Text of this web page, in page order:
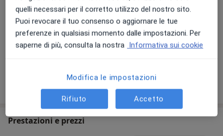
Mostra di più (3)
Prestazioni e prezzi
quelli necessari per il corretto utilizzo del nostro sito.
Puoi revocare il tuo consenso o aggiornare le tue
preferenze in qualsiasi momento dalle impostazioni. Per
saperne di più, consulta la nostra Informativa sui cookie
Modifica le impostazioni
Rifiuto Accetto